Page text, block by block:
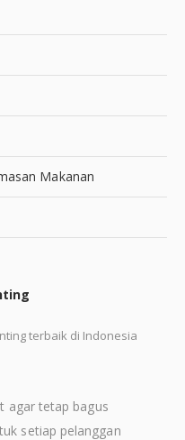
Makanan
terbaik di Indonesia
agar tetap bagus
setiap pelanggan